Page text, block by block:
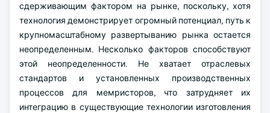
сдерживающим фактором на рынке, поскольку, хотя
технология демонстрирует огромный потенциал, путь к
крупномасштабному развертыванию рынка остается
неопределенным. Несколько факторов способствуют
этой неопределенности. Не хватает отраслевых
стандартов и установленных производственных
процессов для мемристоров, что затрудняет их
интеграцию в существующие технологии изготовления